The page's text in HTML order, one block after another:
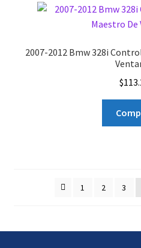
2007-2012 Bmw 328i
$
1 2 3